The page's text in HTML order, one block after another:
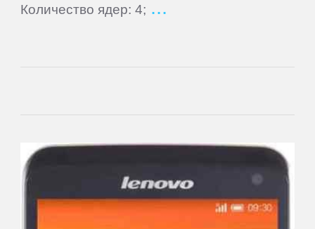
Количество ядер: 4;
Runbo
Samsung